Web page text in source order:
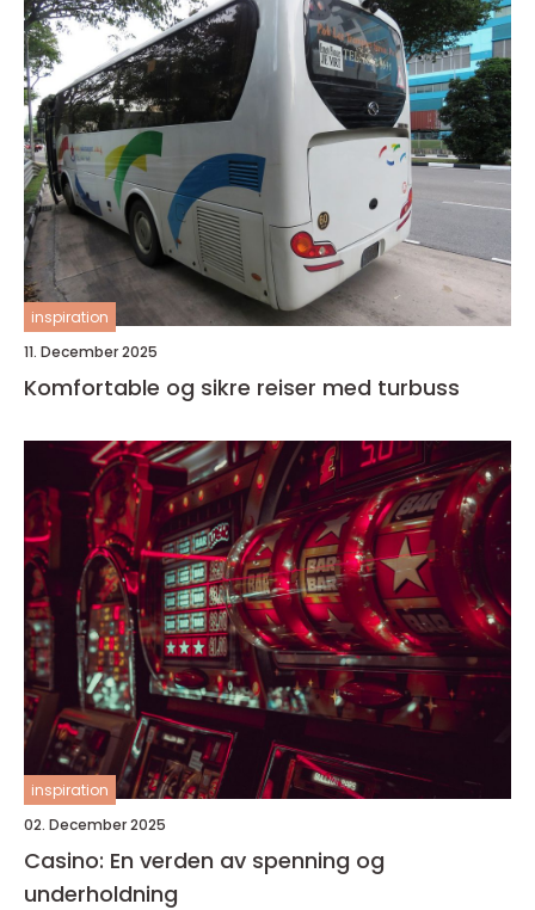
inspiration
11. December 2025
Komfortable og sikre reiser med turbuss
inspiration
02. December 2025
Casino: En verden av spenning og
underholdning